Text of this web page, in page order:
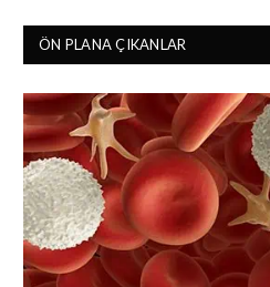
ÖN PLANA ÇIKANLAR